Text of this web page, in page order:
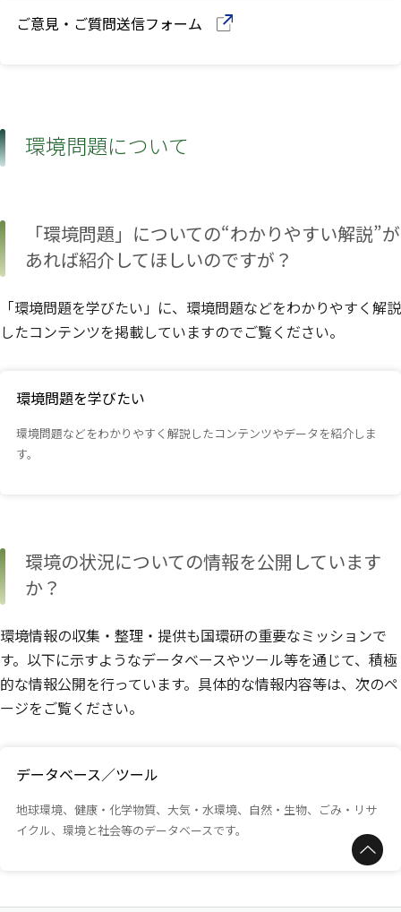
ご意見・ご質問送信フォーム
環境問題について
「環境問題」についての“わかりやすい解説”が
あれば紹介してほしいのですが？
「環境問題を学びたい」に、環境問題などをわかりやすく解説
したコンテンツを掲載していますのでご覧ください。
環境問題を学びたい
環境問題などをわかりやすく解説したコンテンツやデータを紹介しま
す。
環境の状況についての情報を公開しています
か？
環境情報の収集・整理・提供も国環研の重要なミッションで
す。以下に示すようなデータベースやツール等を通じて、積極
的な情報公開を行っています。具体的な情報内容等は、次のペ
ージをご覧ください。
データベース／ツール
地球環境、健康・化学物質、大気・水環境、自然・生物、ごみ・リサ
イクル、環境と社会等のデータベースです。
ページトップへ